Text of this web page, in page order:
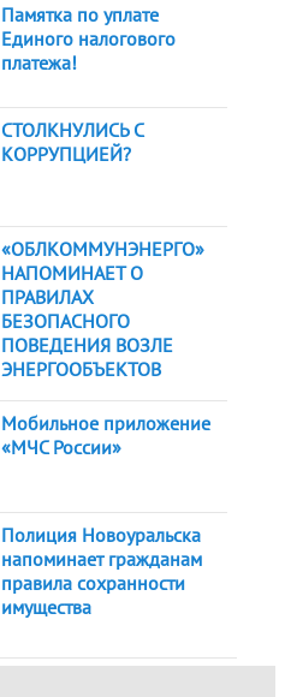
Памятка по уплате
Единого налогового
платежа!
СТОЛКНУЛИСЬ С
КОРРУПЦИЕЙ?
«ОБЛКОММУНЭНЕРГО»
НАПОМИНАЕТ О
ПРАВИЛАХ
БЕЗОПАСНОГО
ПОВЕДЕНИЯ ВОЗЛЕ
ЭНЕРГООБЪЕКТОВ
Мобильное приложение
«МЧС России»
Полиция Новоуральска
напоминает гражданам
правила сохранности
имущества